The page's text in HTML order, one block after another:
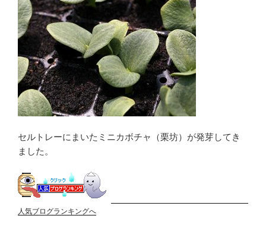
セルトレーにまいたミニカボチャ（栗坊）が発芽してき
ました。
人気ブログランキングへ